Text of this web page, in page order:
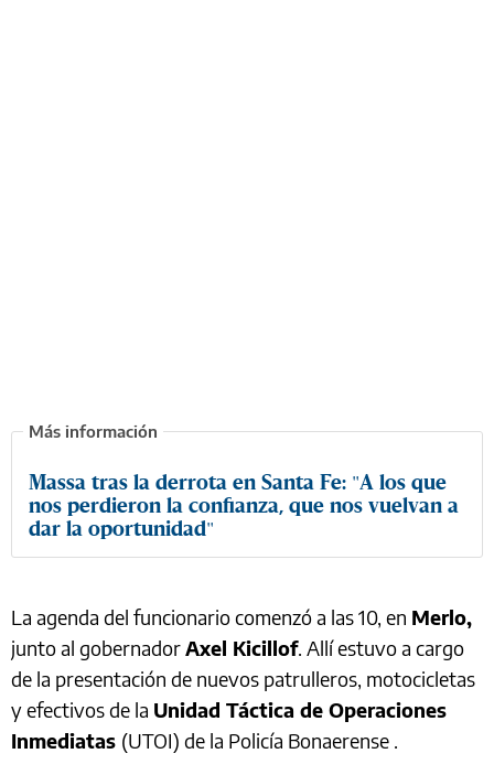
Massa tras la derrota en Santa Fe: "A los que
nos perdieron la confianza, que nos vuelvan a
dar la oportunidad"
La agenda del funcionario comenzó a las 10, en Merlo,
junto al gobernadorAxel Kicillof. Allí estuvo a cargo
de la presentación de nuevos patrulleros, motocicletas
y efectivos de la Unidad Táctica de Operaciones
Inmediatas (UTOI) de la Policía Bonaerense .